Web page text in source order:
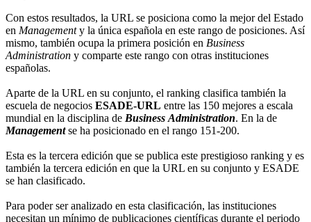
Con estos resultados, la URL se posiciona como la mejor del Estado
en Managementy la única española en este rango de posiciones. Así
mismo, también ocupa la primera posición en Business
Administration y comparte este rango con otras instituciones
españolas.
Aparte de la URL en su conjunto, el ranking clasifica también la
escuela de negocios ESADE-URL entre las 150 mejores a escala
mundial en la disciplina de Business Administration. En la de
Managementse ha posicionado en el rango 151-200.
Esta es la tercera edición que se publica este prestigioso ranking y es
también la tercera edición en que la URL en su conjunto y ESADE
se han clasificado.
Para poder ser analizado en esta clasificación, las instituciones
necesitan un mínimo de publicaciones científicas durante el periodo